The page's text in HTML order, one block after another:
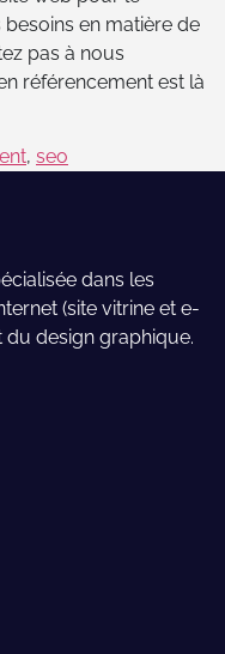
en matière de
pas à nous
référencement est là
, seo
dans les
(site vitrine et e-
design graphique.